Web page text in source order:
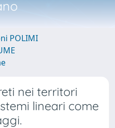
POLIMI
nei territori
lineari come